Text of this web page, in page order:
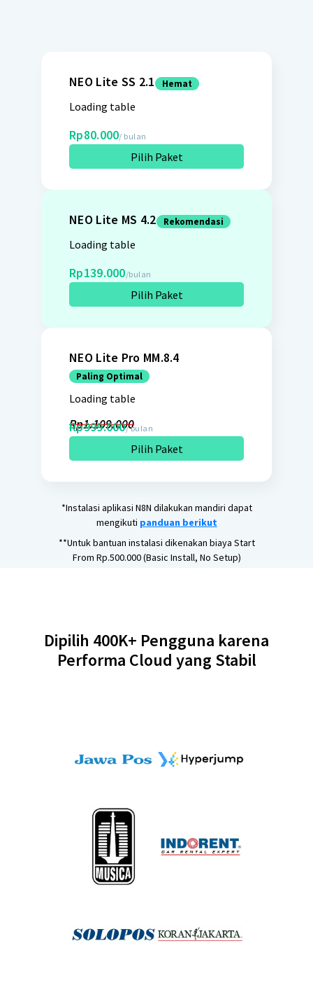
NEO Lite SS 2.1 Hemat
Loading table
Rp80.000/ bulan
Pilih Paket
NEO Lite MS 4.2 Rekomendasi
Loading table
Rp139.000/bulan
Pilih Paket
NEO Lite Pro MM.8.4
Paling Optimal
Loading table
Rp1.109.000
Rp999.000/ bulan
Pilih Paket
*Instalasi aplikasi N8N dilakukan mandiri dapat
mengikuti panduan berikut
**Untuk bantuan instalasi dikenakan biaya Start
From Rp.500.000 (Basic Install, No Setup)
Dipilih 400K+ Pengguna karena
Performa Cloud yang Stabil